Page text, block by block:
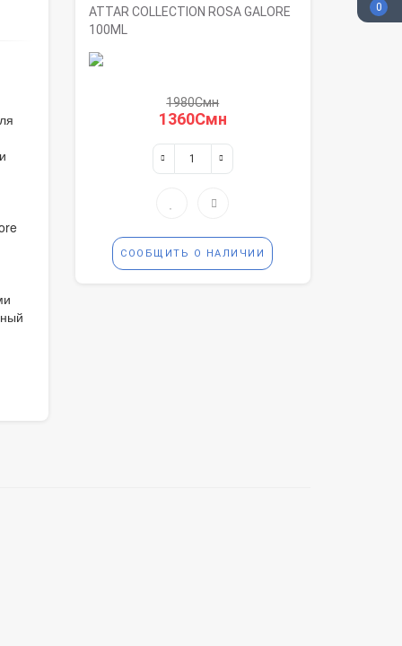
0
ATTAR COLLECTION ROSA GALORE
100ML
1980Смн
1360Смн
СООБЩИТЬ О НАЛИЧИИ